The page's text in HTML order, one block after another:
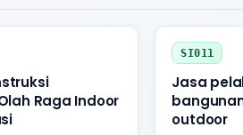
Raga Indoor
SI011
Jasa
outdoor